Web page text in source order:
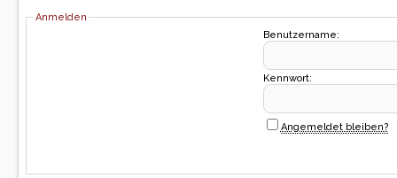
Anmelden
Benutzername:
Kennwort:
Angemeldet bleiben?